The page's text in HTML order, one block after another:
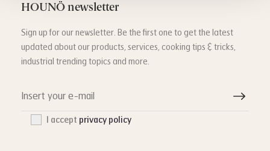
HOUNÖ newsletter
Sign up for our newsletter. Be the first one to get the latest
updated about our products, services, cooking tips & tricks,
industrial trending topics and more.
I accept privacy policy